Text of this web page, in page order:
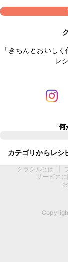
「きちんとおいし
レ
何
カテゴリからレシ
クラシルとは
サービス